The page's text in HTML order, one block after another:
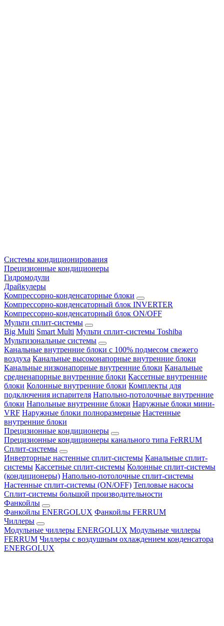
Системы кондиционирования
Прецизионные кондиционеры
Гидромодули
Драйкулеры
Компрессорно-конденсаторные блоки
Компрессорно-конденсаторный блок INVERTER
Компрессорно-конденсаторный блок ON/OFF
Мульти сплит-системы
Big Multi Smart Multi Мульти сплит-системы Toshiba
Мультизональные системы
Канальные внутренние блоки с 100% подмесом свежего
воздуха Канальные высоконапорные внутренние блоки
Канальные низконапорные внутренние блоки Канальные
средненапорные внутренние блоки Кассетные внутренние
блоки Колонные внутренние блоки Комплекты для
подключения испарителя Напольно-потолочные внутренние
блоки Напольные внутренние блоки Наружные блоки мини-
VRF Наружные блоки полноразмерные Настенные
внутренние блоки
Прецизионные кондиционеры
Прецизионные кондиционеры канального типа FeRRUM
Сплит-системы
Инверторные настенные сплит-системы Канальные сплит-
системы Кассетные сплит-системы Колонные сплит-системы
(кондиционеры) Напольно-потолочные сплит-системы
Настенные сплит-системы (ON/OFF) Тепловые насосы
Сплит-системы большой производительности
Фанкойлы
Фанкойлы ENERGOLUX Фанкойлы FERRUM
Чиллеры
Модульные чиллеры ENERGOLUX Модульные чиллеры
FERRUM Чиллеры с воздушным охлаждением конденсатора
ENERGOLUX